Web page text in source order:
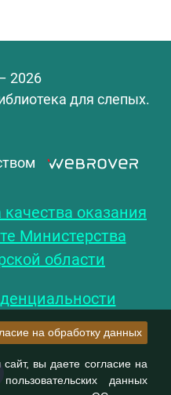
2026
для слепых.
оказания
Министерства
области
на обработку данных
вы даете согласие на
данных